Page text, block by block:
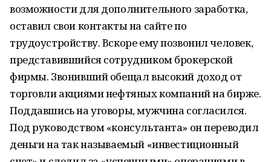
возможности для дополнительного заработка,
оставил свои контакты на сайте по
трудоустройству. Вскоре ему позвонил человек,
представившийся сотрудником брокерской
фирмы. Звонивший обещал высокий доход от
торговли акциями нефтяных компаний на бирже.
Поддавшись на уговоры, мужчина согласился.
Под руководством «консультанта» он переводил
деньги на так называемый «инвестиционный